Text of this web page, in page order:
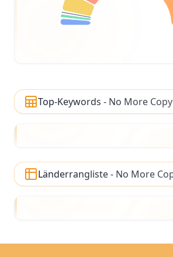
Top-Keywords - No More
Länderrangliste - No More